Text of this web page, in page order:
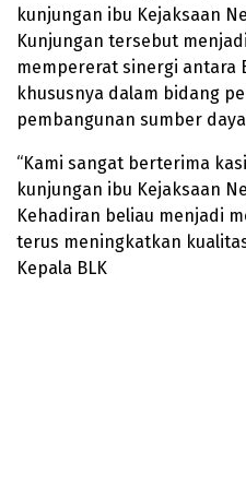
kunjungan ibu Kejaksaan
Kunjungan tersebut
mempererat sinergi antara
khususnya dalam bidang
pembangunan sumber
“Kami sangat berterima
kunjungan ibu Kejaksaan
Kehadiran beliau menjadi
terus meningkatkan
Kepala BLK